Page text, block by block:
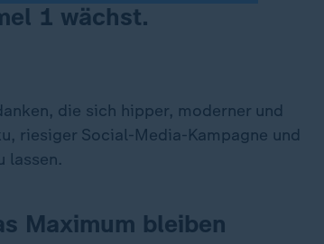
1 wächst.
die sich hipper, moderner und
riesiger Social-Media-Kampagne und
lassen.
Maximum bleiben